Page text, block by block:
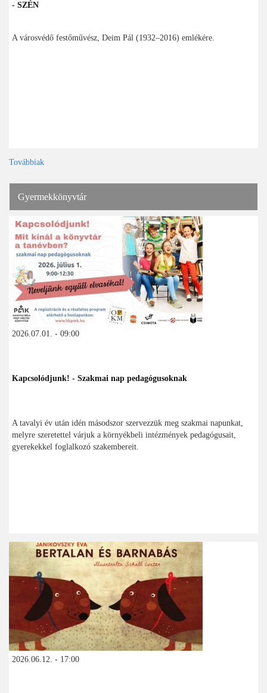
- SZÉN
A városvédő festőművész, Deim Pál (1932–2016) emlékére.
Továbbiak
Gyermekkönyvtár
2026.07.01. - 09:00
Kapcsolódjunk! - Szakmai nap pedagógusoknak
A tavalyi év után idén másodszor szervezzük meg szakmai napunkat,
melyre szeretettel várjuk a környékbeli intézmények pedagógusait,
gyerekekkel foglalkozó szakembereit.
2026.06.12. - 17:00